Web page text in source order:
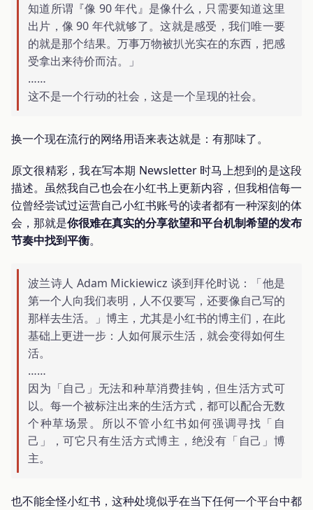
知道所谓『像 90 年代』是像什么，只需要知道这里
出片，像 90 年代就够了。这就是感受，我们唯一要
的就是那个结果。万事万物被扒光实在的东西，把感
受拿出来待价而沽。」
……
这不是一个行动的社会，这是一个呈现的社会。
换一个现在流行的网络用语来表达就是：有那味了。
原文很精彩，我在写本期 Newsletter 时马上想到的是这段
描述。虽然我自己也会在小红书上更新内容，但我相信每一
位曾经尝试过运营自己小红书账号的读者都有一种深刻的体
会，那就是你很难在真实的分享欲望和平台机制希望的发布
节奏中找到平衡。
波兰诗人 Adam Mickiewicz 谈到拜伦时说：「他是
第一个人向我们表明，人不仅要写，还要像自己写的
那样去生活。」博主，尤其是小红书的博主们，在此
基础上更进一步：人如何展示生活，就会变得如何生
活。
……
因为「自己」无法和种草消费挂钩，但生活方式可
以。每一个被标注出来的生活方式，都可以配合无数
个种草场景。所以不管小红书如何强调寻找「自
己」，可它只有生活方式博主，绝没有「自己」博
主。
也不能全怪小红书，这种处境似乎在当下任何一个平台中都